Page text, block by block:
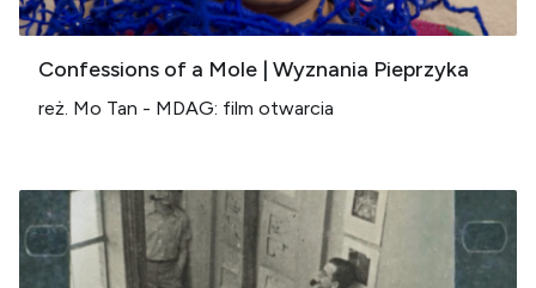
Confessions of a Mole | Wyznania Pieprzyka
reż. Mo Tan - MDAG: film otwarcia